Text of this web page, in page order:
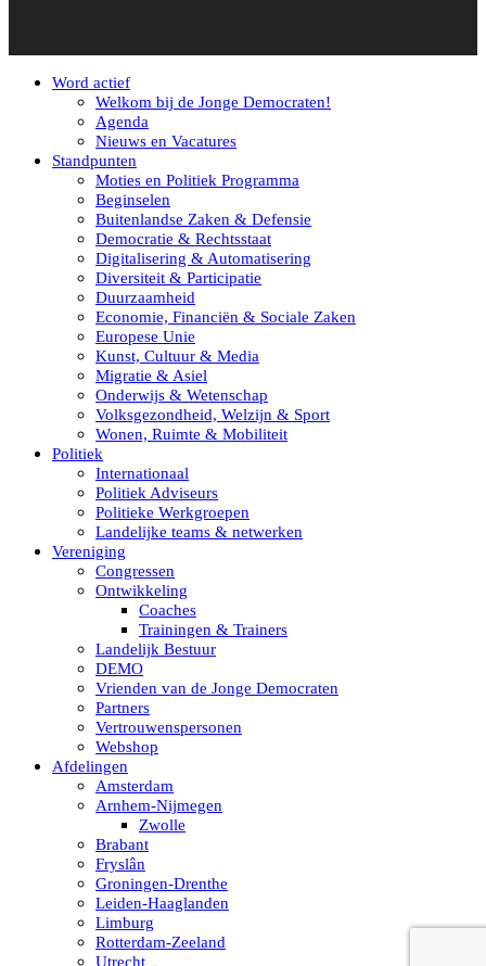
Word actief
Welkom bij de Jonge Democraten!
Agenda
Nieuws en Vacatures
Standpunten
Moties en Politiek Programma
Beginselen
Buitenlandse Zaken & Defensie
Democratie & Rechtsstaat
Digitalisering & Automatisering
Diversiteit & Participatie
Duurzaamheid
Economie, Financiën & Sociale Zaken
Europese Unie
Kunst, Cultuur & Media
Migratie & Asiel
Onderwijs & Wetenschap
Volksgezondheid, Welzijn & Sport
Wonen, Ruimte & Mobiliteit
Politiek
Internationaal
Politiek Adviseurs
Politieke Werkgroepen
Landelijke teams & netwerken
Vereniging
Congressen
Ontwikkeling
Coaches
Trainingen & Trainers
Landelijk Bestuur
DEMO
Vrienden van de Jonge Democraten
Partners
Vertrouwenspersonen
Webshop
Afdelingen
Amsterdam
Arnhem-Nijmegen
Zwolle
Brabant
Fryslân
Groningen-Drenthe
Leiden-Haaglanden
Limburg
Rotterdam-Zeeland
Utrecht